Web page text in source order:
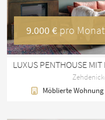
9.000 € pro Monat
Möblierte Wohnung